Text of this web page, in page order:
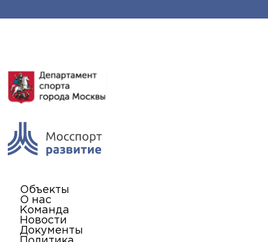
Объекты
О нас
Команда
Новости
Документы